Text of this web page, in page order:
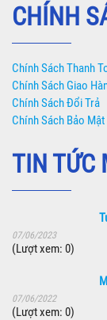
CHÍNH
Chính Sách Thanh
Chính Sách Giao
Chính Sách Đổi Trả
Chính Sách Bảo Mật
TIN TỨC
07/06/2023
(Lượt xem: 0)
07/06/2022
(Lượt xem: 0)